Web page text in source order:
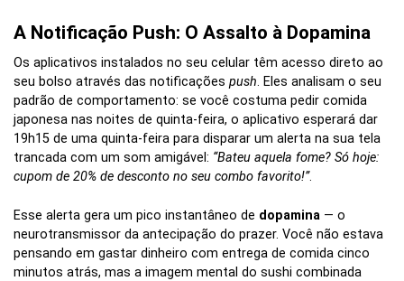
A Notificação Push: O Assalto à Dopamina
Os aplicativos instalados no seu celular têm acesso direto ao
seu bolso através das notificações push. Eles analisam o seu
padrão de comportamento: se você costuma pedir comida
japonesa nas noites de quinta-feira, o aplicativo esperará dar
19h15 de uma quinta-feira para disparar um alerta na sua tela
trancada com um som amigável: “Bateu aquela fome? Só hoje:
cupom de 20% de desconto no seu combo favorito!”.
Esse alerta gera um pico instantâneo de dopamina — o
neurotransmissor da antecipação do prazer. Você não estava
pensando em gastar dinheiro com entrega de comida cinco
minutos atrás, mas a imagem mental do sushi combinada